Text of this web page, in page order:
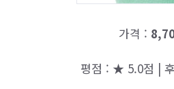
가격 :
평점 : ★ 5.0점 |